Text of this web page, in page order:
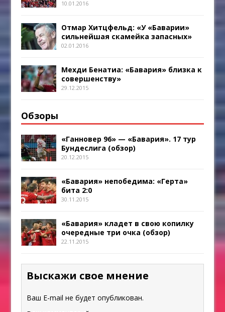
10.01.2016
Отмар Хитцфельд: «У «Баварии»
сильнейшая скамейка запасных»
02.01.2016
Мехди Бенатиа: «Бавария» близка к
совершенству»
29.12.2015
Обзоры
«Ганновер 96» — «Бавария». 17 тур
Бундеслига (обзор)
20.12.2015
«Бавария» непобедима: «Герта»
бита 2:0
30.11.2015
«Бавария» кладет в свою копилку
очередные три очка (обзор)
22.11.2015
Выскажи свое мнение
Ваш E-mail не будет опубликован.